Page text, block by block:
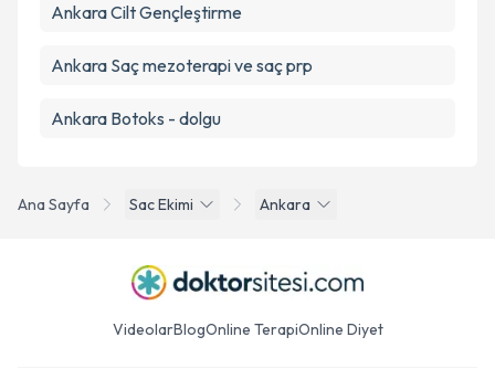
Ana Sayfa Sac Ekimi Ankara
Ankara Cilt Gençleştirme
Ankara Saç mezoterapi ve saç prp
Ankara Botoks - dolgu
VideolarBlogOnline TerapiOnline Diyet